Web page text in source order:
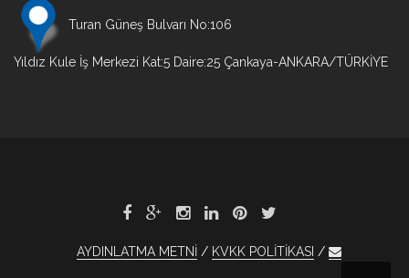
Turan Güneş Bulvarı No:106
Yıldız Kule İş Merkezi Kat:5 Daire:25 Çankaya-ANKARA/TÜRKİYE
AYDINLATMA METNİ KVKK POLİTİKASI